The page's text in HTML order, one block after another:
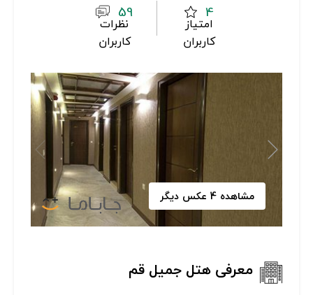
4
امتیاز
کاربران
59
نظرات
کاربران
مشاهده 4 عکس دیگر
معرفی هتل جمیل قم